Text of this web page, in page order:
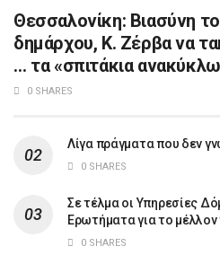
Θεσσαλονίκη: Βιασύνη
δημάρχου, Κ. Ζέρβα να
… τα «σπιτάκια
0 SHARES
Λίγα πράγματα που δεν
0 SHARES
Σε τέλμα οι Υπηρεσίες
Ερωτήματα για το μέλλον
0 SHARES